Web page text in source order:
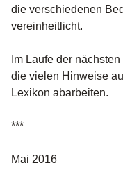
die verschiedenen
vereinheitlicht.
Im Laufe der
die vielen Hinweise
Lexikon abarbeiten.
***
Mai 2016